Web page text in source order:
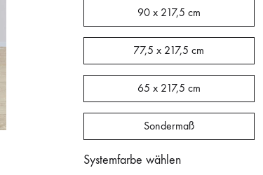
90 x 217,5 cm
77,5 x 217,5 cm
65 x 217,5 cm
Sondermaß
Systemfarbe wählen